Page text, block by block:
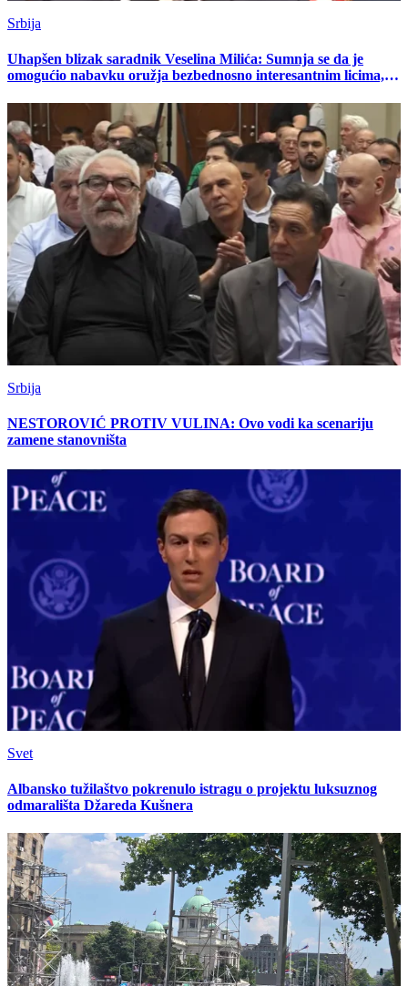
Srbija
Uhapšen blizak saradnik Veselina Milića: Sumnja se da je
omogućio nabavku oružja bezbednosno interesantnim licima, sa
Srbija
NESTOROVIĆ PROTIV VULINA: Ovo vodi ka scenariju
zamene stanovništa
Svet
Albansko tužilaštvo pokrenulo istragu o projektu luksuznog
odmarališta Džareda Kušnera